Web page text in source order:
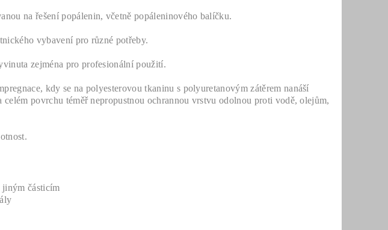
na řešení popálenin, včetně popáleninového balíčku.
vybavení pro různé potřeby.
zejména pro profesionální použití.
kdy se na polyesterovou tkaninu s polyuretanovým zátěrem nanáší
povrchu téměř nepropustnou ochrannou vrstvu odolnou proti vodě, olejům,
jiným částicím